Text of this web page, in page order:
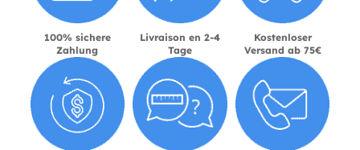
100% sichere
Zahlung
Livraison en 2-4
Tage
Kostenloser
Versand ab 75€